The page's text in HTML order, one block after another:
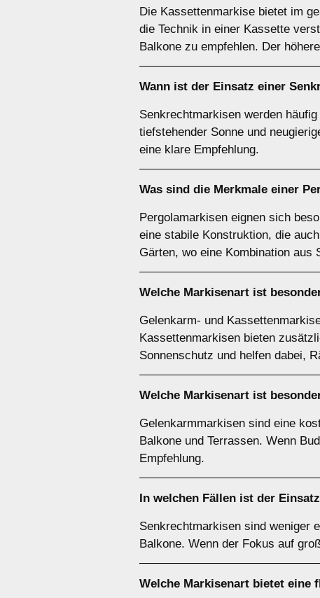
Die Kassettenmarkise bietet im
die Technik in einer Kassette
Balkone zu empfehlen. Der
Wann ist der Einsatz einer
Senkrechtmarkisen werden
tiefstehender Sonne und
eine klare Empfehlung.
Was sind die Merkmale einer
Pergolamarkisen eignen sich
eine stabile Konstruktion, die
Gärten, wo eine Kombination aus
Welche Markisenart ist
Gelenkarm- und
Kassettenmarkisen bieten
Sonnenschutz und helfen dabei,
Welche Markisenart ist
Gelenkarmmarkisen sind eine
Balkone und Terrassen. Wenn
Empfehlung.
In welchen Fällen ist der
Senkrechtmarkisen sind weniger
Balkone. Wenn der Fokus auf
Welche Markisenart bietet eine